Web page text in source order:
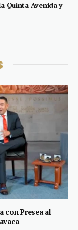
Quinta Avenida y
con Presea al